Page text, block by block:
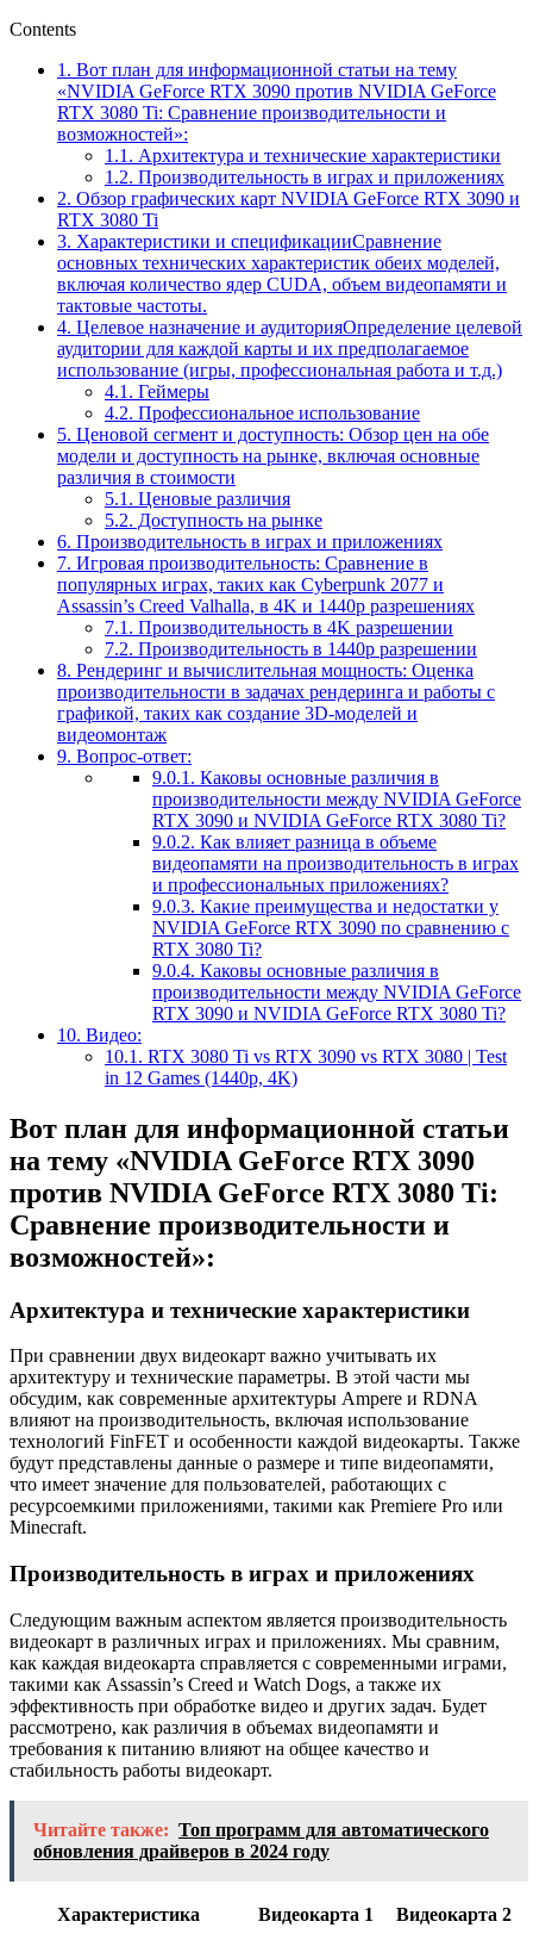
Contents
1. Вот план для информационной статьи на тему
«NVIDIA GeForce RTX 3090 против NVIDIA GeForce
RTX 3080 Ti: Сравнение производительности и
возможностей»:
1.1. Архитектура и технические характеристики
1.2. Производительность в играх и приложениях
2. Обзор графических карт NVIDIA GeForce RTX 3090 и
RTX 3080 Ti
3. Характеристики и спецификацииСравнение
основных технических характеристик обеих моделей,
включая количество ядер CUDA, объем видеопамяти и
тактовые частоты.
4. Целевое назначение и аудиторияОпределение целевой
аудитории для каждой карты и их предполагаемое
использование (игры, профессиональная работа и т.д.)
4.1. Геймеры
4.2. Профессиональное использование
5. Ценовой сегмент и доступность: Обзор цен на обе
модели и доступность на рынке, включая основные
различия в стоимости
5.1. Ценовые различия
5.2. Доступность на рынке
6. Производительность в играх и приложениях
7. Игровая производительность: Сравнение в
популярных играх, таких как Cyberpunk 2077 и
Assassin’s Creed Valhalla, в 4K и 1440p разрешениях
7.1. Производительность в 4K разрешении
7.2. Производительность в 1440p разрешении
8. Рендеринг и вычислительная мощность: Оценка
производительности в задачах рендеринга и работы с
графикой, таких как создание 3D-моделей и
видеомонтаж
9. Вопрос-ответ:
9.0.1. Каковы основные различия в
производительности между NVIDIA GeForce
RTX 3090 и NVIDIA GeForce RTX 3080 Ti?
9.0.2. Как влияет разница в объеме
видеопамяти на производительность в играх
и профессиональных приложениях?
9.0.3. Какие преимущества и недостатки у
NVIDIA GeForce RTX 3090 по сравнению с
RTX 3080 Ti?
9.0.4. Каковы основные различия в
производительности между NVIDIA GeForce
RTX 3090 и NVIDIA GeForce RTX 3080 Ti?
10. Видео:
10.1. RTX 3080 Ti vs RTX 3090 vs RTX 3080 | Test
in 12 Games (1440p, 4K)
Вот план для информационной статьи
на тему «NVIDIA GeForce RTX 3090
против NVIDIA GeForce RTX 3080 Ti:
Сравнение производительности и
возможностей»:
Архитектура и технические характеристики
При сравнении двух видеокарт важно учитывать их
архитектуру и технические параметры. В этой части мы
обсудим, как современные архитектуры Ampere и RDNA
влияют на производительность, включая использование
технологий FinFET и особенности каждой видеокарты. Также
будут представлены данные о размере и типе видеопамяти,
что имеет значение для пользователей, работающих с
ресурсоемкими приложениями, такими как Premiere Pro или
Minecraft.
Производительность в играх и приложениях
Следующим важным аспектом является производительность
видеокарт в различных играх и приложениях. Мы сравним,
как каждая видеокарта справляется с современными играми,
такими как Assassin’s Creed и Watch Dogs, а также их
эффективность при обработке видео и других задач. Будет
рассмотрено, как различия в объемах видеопамяти и
требования к питанию влияют на общее качество и
стабильность работы видеокарт.
Читайте также: Топ программ для автоматического
обновления драйверов в 2024 году
Характеристика Видеокарта 1
Видеокарта 2